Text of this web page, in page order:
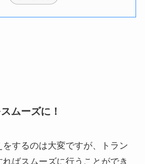
ムーズに！
するのは大変ですが、トラン
ばスムーズに行うことができ